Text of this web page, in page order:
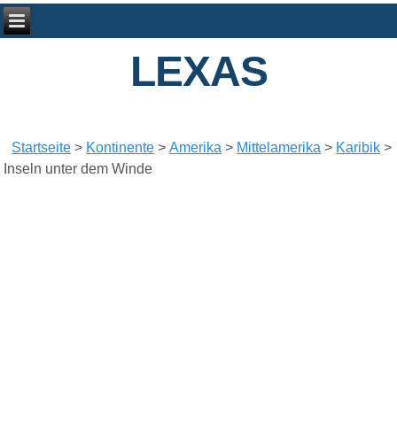
LEXAS
Startseite > Kontinente >Amerika > Mittelamerika > Karibik >
Inseln unter dem Winde